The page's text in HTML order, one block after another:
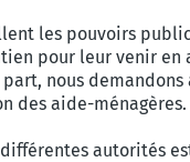
les pouvoirs
pour leur venir
part, nous
des aide-ménagères.
autorités